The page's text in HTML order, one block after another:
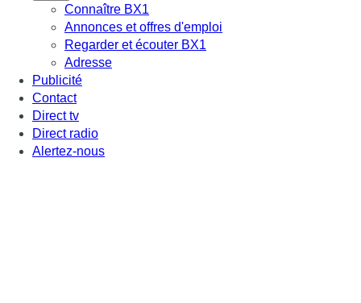
Connaître BX1
Annonces et offres d'emploi
Regarder et écouter BX1
Adresse
Publicité
Contact
Direct tv
Direct radio
Alertez-nous